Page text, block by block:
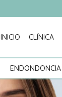
INICIO CLÍNICA
ENDONDONCIA